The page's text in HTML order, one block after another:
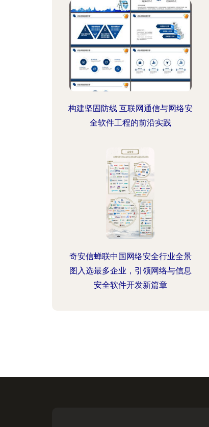
构建坚固防线 互联网通信与网络安
全软件工程的前沿实践
奇安信蝉联中国网络安全行业全景
图入选最多企业，引领网络与信息
安全软件开发新篇章